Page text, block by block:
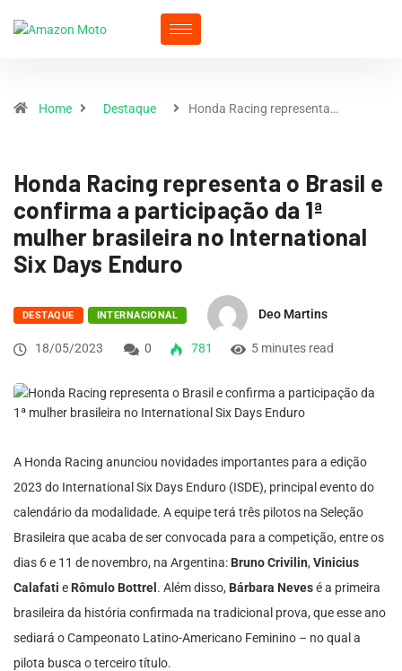
Home Destaque Honda Racing representa…
Honda Racing representa o Brasil e
confirma a participação da 1ª
mulher brasileira no International
Six Days Enduro
DESTAQUE INTERNACIONAL Deo Martins
18/05/2023 0 781 5 minutes read
A Honda Racing anunciou novidades importantes para a edição
2023 do International Six Days Enduro (ISDE), principal evento do
calendário da modalidade. A equipe terá três pilotos na Seleção
Brasileira que acaba de ser convocada para a competição, entre os
dias 6 e 11 de novembro, na Argentina: Bruno Crivilin, Vinicius
Calafati e Rômulo Bottrel . Além disso, Bárbara Nevesé a primeira
brasileira da história confirmada na tradicional prova, que esse ano
sediará o Campeonato Latino-Americano Feminino – no qual a
pilota busca o terceiro título.